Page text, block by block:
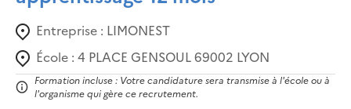
Entreprise : LIMONEST
École : 4 PLACE GENSOUL 69002 LYON
Formation incluse : Votre candidature sera transmise à l'école ou à
l'organisme qui gère ce recrutement.